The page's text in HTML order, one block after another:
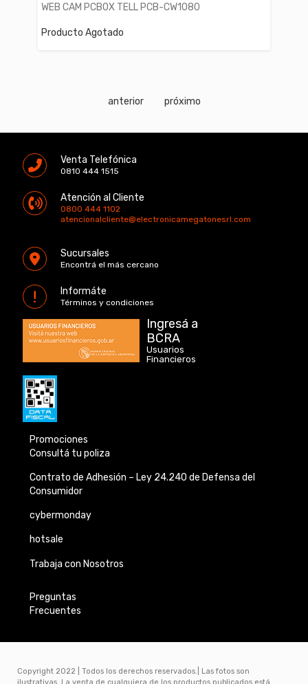
WEB CAM PCBOX TELL PCB-CW1080
Producto Agotado
anterior próximo
Venta Telefónica
0810 444 1515
Atención al Cliente
0800 444 1102
atencionalcliente@electronicamegatonesrl.com
Sucursales
Encontrá el más cercano
Informáte
Términos y condiciones
Ingresá a
BCRA
Usuarios
Financieros
Promociones
Consultá tu poliza
Contrato de Adhesión – Ley 24.240 de Defensa del
Consumidor
cybermonday
hotsale
Trabaja con Nosotros
Preguntas
Frecuentes
Copyright 2022 | Todos los derechos reservados.| Las fotos son
ilustrativas. La venta de cualquiera de los productos publicados está